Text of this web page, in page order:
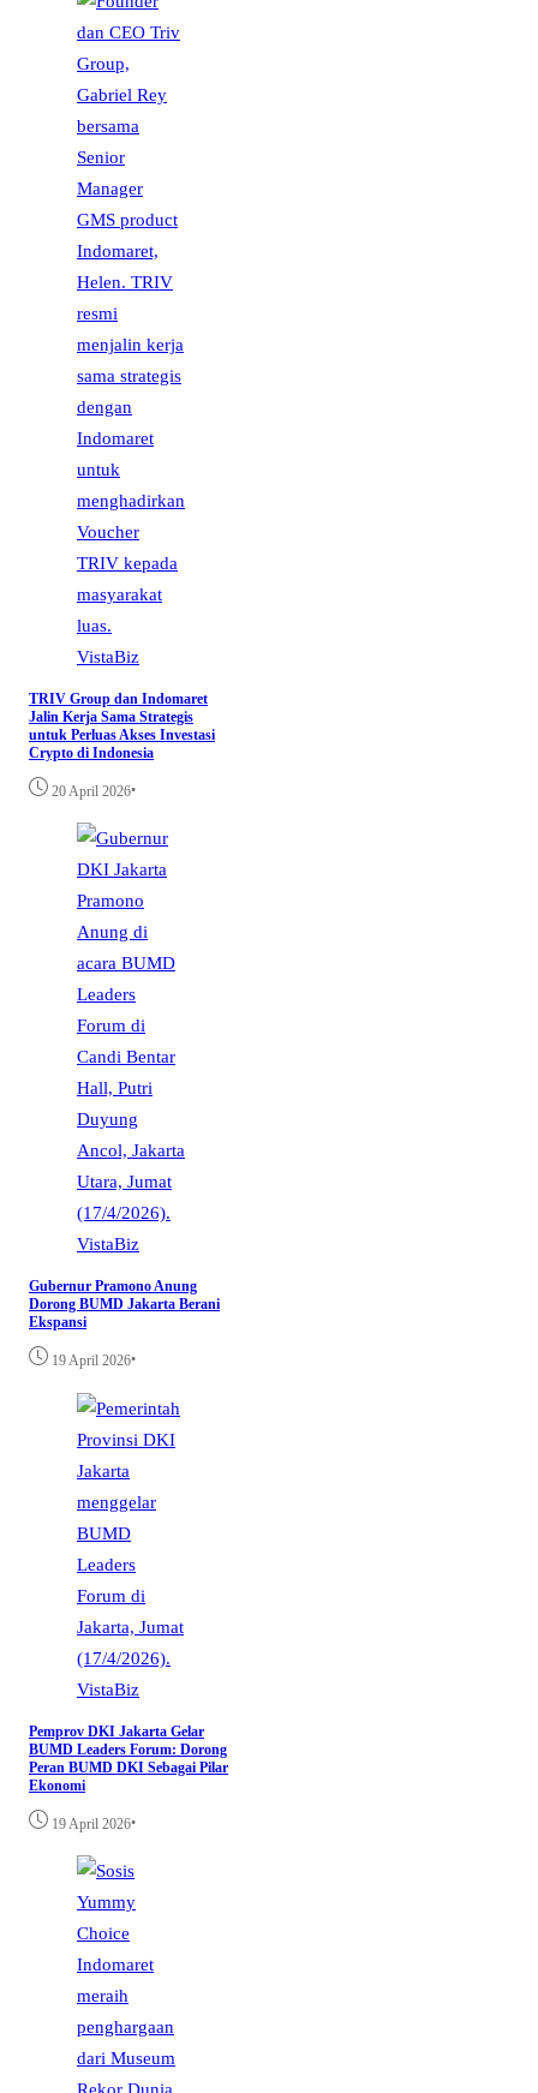
VistaBiz
TRIV Group dan Indomaret
Jalin Kerja Sama Strategis
untuk Perluas Akses Investasi
Crypto di Indonesia
20 April 2026•
VistaBiz
Gubernur Pramono Anung
Dorong BUMD Jakarta Berani
Ekspansi
19 April 2026•
VistaBiz
Pemprov DKI Jakarta Gelar
BUMD Leaders Forum: Dorong
Peran BUMD DKI Sebagai Pilar
Ekonomi
19 April 2026•